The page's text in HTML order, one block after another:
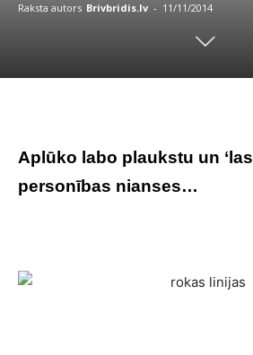
Raksta autors Brivbridis.lv - 11/11/2014
Aplūko labo plaukstu un
personības nianses…